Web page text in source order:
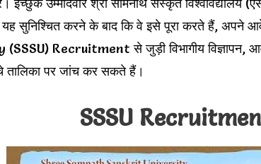
इच्छुक उम्मीदवार श्री सोमनाथ संस्कृत विश्वविद्यालय
सुनिश्चित करने के बाद कि वे इसे पूरा करते हैं,
Recruitment से जुड़ी विभागीय विज्ञापन,
तालिका पर जांच कर सकते हैं।
SSSU